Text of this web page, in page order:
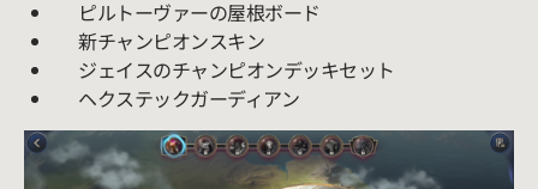
ピルトーヴァーの屋根ボード
新チャンピオンスキン
ジェイスのチャンピオンデッキセット
ヘクステックガーディアン